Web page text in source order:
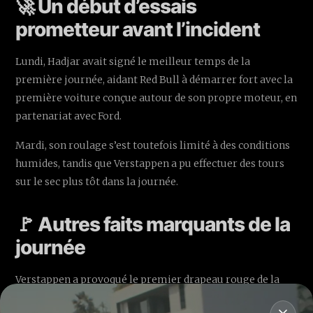
🚀 Un début d’essais
prometteur avant l’incident
Lundi, Hadjar avait signé le meilleur temps de la
première journée, aidant Red Bull à démarrer fort avec la
première voiture conçue autour de son propre moteur, en
partenariat avec Ford.
Mardi, son roulage s’est toutefois limité à des conditions
humides, tandis que Verstappen a pu effectuer des tours
sur le sec plus tôt dans la journée.
🚩 Autres faits marquants de la
journée
Verstappen a provoqué le premier drapeau rouge de la
journée en effectuant une sortie dans les graviers au